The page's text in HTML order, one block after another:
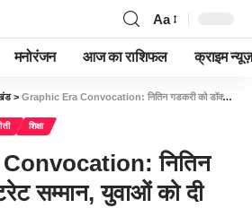
Aa
मनोरंजन आज का राशिफल क्राइम न्यूज़
> Graphic Era Convocation: नितिन गडकरी को डॉक्टरेट सम्मान, युवाओं को दी सफलता की प्रेरणा-Newsnetra
शिक्षा
नितिन
सम्मान, युवाओं को दी